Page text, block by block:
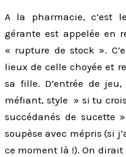
A la pharmacie, c’est
gérante est appelée en
« rupture de stock ».
lieux de celle choyée et
sa fille. D’entrée de
méfiant, style » si tu
succédanés de sucette
soupèse avec mépris (si
ce moment là !). On